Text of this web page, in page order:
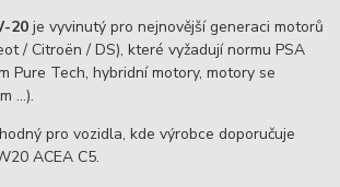
20 je vyvinutý pro nejnovější generaci motorů
/ Citroën / DS), které vyžadují normu PSA
Pure Tech, hybridní motory, motory se
...).
pro vozidla, kde výrobce doporučuje
ACEA C5.